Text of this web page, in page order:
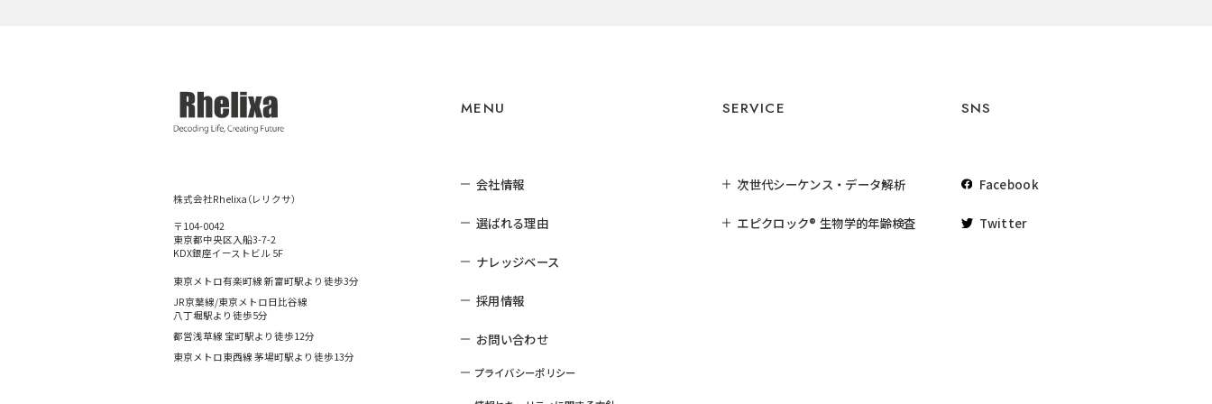
株式会社Rhelixa（レリクサ）
〒104-0042
東京都中央区入船3-7-2
KDX銀座イーストビル 5F
東京メトロ有楽町線 新富町駅より徒歩3分
JR京葉線/東京メトロ日比谷線
八丁堀駅より徒歩5分
都営浅草線 宝町駅より徒歩12分
東京メトロ東西線 茅場町駅より徒歩13分
MENU
会社情報
選ばれる理由
ナレッジベース
採用情報
お問い合わせ
プライバシーポリシー
SERVICE
次世代シーケンス・データ解析
エピクロック® 生物学的年齢検査
SNS
Facebook
Twitter